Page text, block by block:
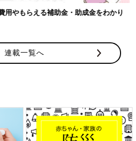
のも】妊婦の感染症対策、知っておいて
連載一覧へ